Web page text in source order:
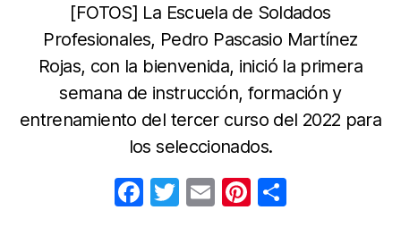
[FOTOS] La Escuela de Soldados
Profesionales, Pedro Pascasio Martínez
Rojas, con la bienvenida, inició la primera
semana de instrucción, formación y
entrenamiento del tercer curso del 2022 para
los seleccionados.
F T E Pi